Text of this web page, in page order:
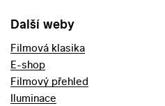
Další weby
Filmová klasika
E-shop
Filmový přehled
Iluminace